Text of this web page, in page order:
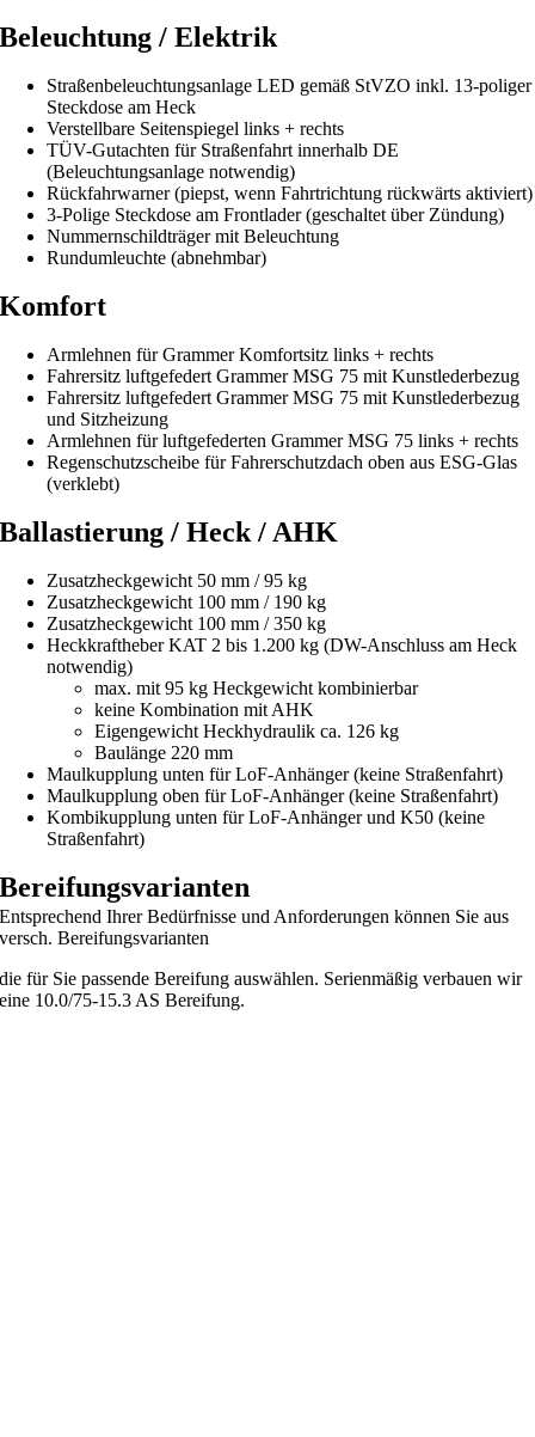
Beleuchtung / Elektrik
Straßenbeleuchtungsanlage LED gemäß StVZO inkl. 13-poliger
Steckdose am Heck
Verstellbare Seitenspiegel links + rechts
TÜV-Gutachten für Straßenfahrt innerhalb DE
(Beleuchtungsanlage notwendig)
Rückfahrwarner (piepst, wenn Fahrtrichtung rückwärts aktiviert)
3-Polige Steckdose am Frontlader (geschaltet über Zündung)
Nummernschildträger mit Beleuchtung
Rundumleuchte (abnehmbar)
Komfort
Armlehnen für Grammer Komfortsitz links + rechts
Fahrersitz luftgefedert Grammer MSG 75 mit Kunstlederbezug
Fahrersitz luftgefedert Grammer MSG 75 mit Kunstlederbezug
und Sitzheizung
Armlehnen für luftgefederten Grammer MSG 75 links + rechts
Regenschutzscheibe für Fahrerschutzdach oben aus ESG-Glas
(verklebt)
Ballastierung / Heck / AHK
Zusatzheckgewicht 50 mm / 95 kg
Zusatzheckgewicht 100 mm / 190 kg
Zusatzheckgewicht 100 mm / 350 kg
Heckkraftheber KAT 2 bis 1.200 kg (DW-Anschluss am Heck
notwendig)
max. mit 95 kg Heckgewicht kombinierbar
keine Kombination mit AHK
Eigengewicht Heckhydraulik ca. 126 kg
Baulänge 220 mm
Maulkupplung unten für LoF-Anhänger (keine Straßenfahrt)
Maulkupplung oben für LoF-Anhänger (keine Straßenfahrt)
Kombikupplung unten für LoF-Anhänger und K50 (keine
Straßenfahrt)
Bereifungsvarianten
Entsprechend Ihrer Bedürfnisse und Anforderungen können Sie aus
versch. Bereifungsvarianten
die für Sie passende Bereifung auswählen. Serienmäßig verbauen wir
eine 10.0/75-15.3 ASBereifung.